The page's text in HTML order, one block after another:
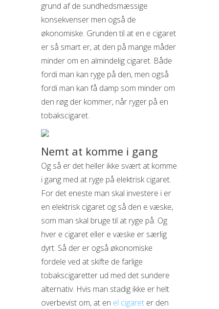
grund af de sundhedsmæssige
konsekvenser men også de
økonomiske. Grunden til at en e cigaret
er så smart er, at den på mange måder
minder om en almindelig cigaret. Både
fordi man kan ryge på den, men også
fordi man kan få damp som minder om
den røg der kommer, når ryger på en
tobakscigaret.
Nemt at komme i gang
Og så er det heller ikke svært at komme
i gang med at ryge på elektrisk cigaret.
For det eneste man skal investere i er
en elektrisk cigaret og så den e væske,
som man skal bruge til at ryge på. Og
hver e cigaret eller e væske er særlig
dyrt. Så der er også økonomiske
fordele ved at skifte de farlige
tobakscigaretter ud med det sundere
alternativ. Hvis man stadig ikke er helt
overbevist om, at en el cigaret er den